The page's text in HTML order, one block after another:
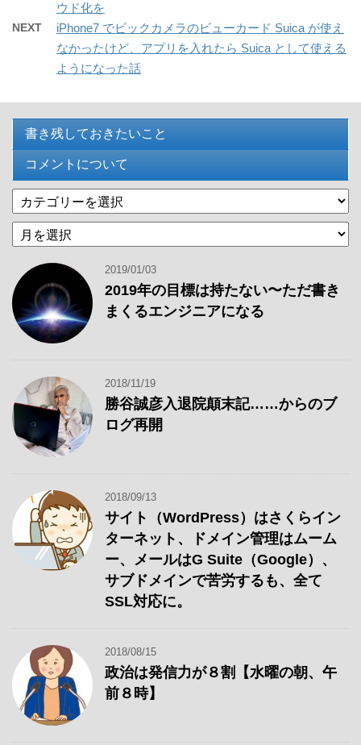
ウド化を
NEXT
iPhone7 でビックカメラのビューカード Suica が使え
なかったけど、アプリを入れたら Suica として使える
ようになった話
書き残しておきたいこと
コメントについて
テ
ゴ
リ
過
去
記
事
2019/01/03
2019年の目標は持たない〜ただ書き
まくるエンジニアになる
2018/11/19
勝谷誠彦入退院顛末記……からのブ
ログ再開
2018/09/13
サイト（WordPress）はさくらイン
ターネット、ドメイン管理はムーム
ー、メールはG Suite（Google）、
サブドメインで苦労するも、全て
SSL対応に。
2018/08/15
政治は発信力が８割【水曜の朝、午
前８時】